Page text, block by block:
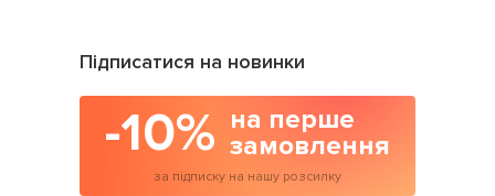
Підписатися на новинки
-10% на перше
замовлення
за підписку на нашу розсилку